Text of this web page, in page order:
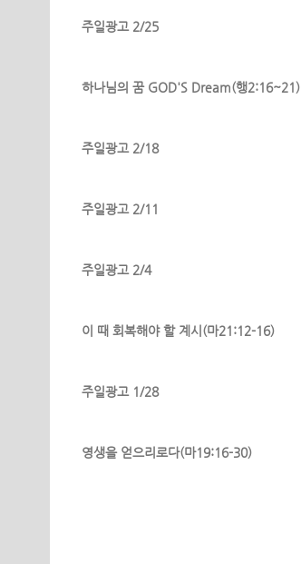
주일광고 2/25
하나님의 꿈 GOD'S Dream(행2:16~21)
주일광고 2/18
주일광고 2/11
주일광고 2/4
이 때 회복해야 할 계시(마21:12-16)
주일광고 1/28
영생을 얻으리로다(마19:16-30)